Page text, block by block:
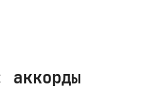
аккорды